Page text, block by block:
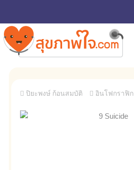
ปิยะพงษ์ ก้อนสมบัติ อินโฟกราฟิก